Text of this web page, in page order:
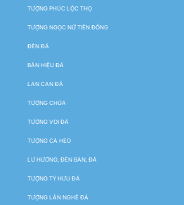
TƯỢNG PHÚC LỘC THỌ
TƯỢNG NGỌC NỮ TIÊN ĐỒNG
ĐÈN ĐÁ
BẢN HIỆU ĐÁ
LAN CAN ĐÁ
TƯỢNG CHÚA
TƯỢNG VOI ĐÁ
TƯỢNG CÁ HEO
LƯ HƯƠNG, ĐÈN BÀN, ĐÁ
TƯỢNG TỲ HƯU ĐÁ
TƯỢNG LÂN NGHÊ ĐÁ